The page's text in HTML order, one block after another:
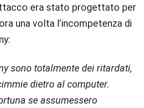
era stato progettato per
una volta l’incompetenza di
sono totalmente dei ritardati,
dietro al computer.
se assumessero